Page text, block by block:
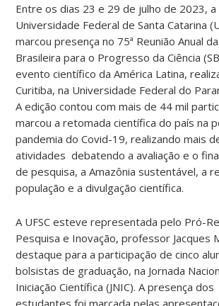
Entre os dias 23 e 29 de julho de 2023, a
Universidade Federal de Santa Catarina
marcou presença no 75ª Reunião Anual
Brasileira para o Progresso da Ciência
evento científico da América Latina,
Curitiba, na Universidade Federal do
A edição contou com mais de 44 mil
marcou a retomada científica do país na
pandemia do Covid-19, realizando mais
atividades debatendo a avaliação e o
de pesquisa, a Amazônia sustentável, a
população e a divulgação científica.
A UFSC esteve representada pelo Pró-
Pesquisa e Inovação, professor Jacques
destaque para a participação de cinco
bolsistas de graduação, na Jornada
Iniciação Científica (JNIC). A presença dos
estudantes foi marcada pelas